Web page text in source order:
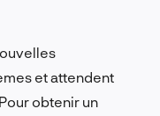
et attendent
obtenir un